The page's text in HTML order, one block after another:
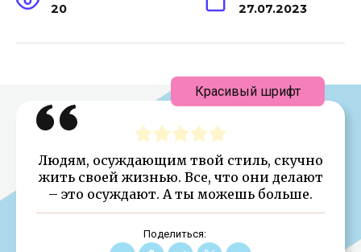
20 27.07.2023
Людям, осуждающим твой стиль, скучно
жить своей жизнью. Все, что они делают
– это осуждают. А ты можешь больше.
Поделиться:
Красивый шрифт